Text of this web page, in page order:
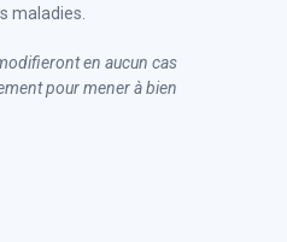
maladies.
en aucun cas
pour mener à bien